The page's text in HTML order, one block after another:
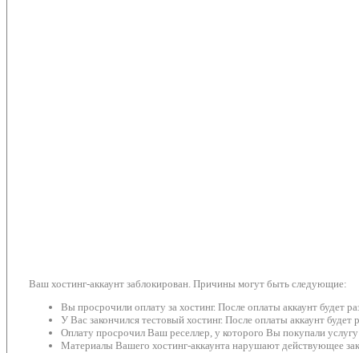
Ваш хостинг-аккаунт заблокирован. Причины могут быть следующие:
Вы просрочили оплату за хостинг. После оплаты аккаунт будет
У Вас закончился тестовый хостинг. После оплаты аккаунт будет
Оплату просрочил Ваш реселлер, у которого Вы покупали услугу
Материалы Вашего хостинг-аккаунта нарушают действующее